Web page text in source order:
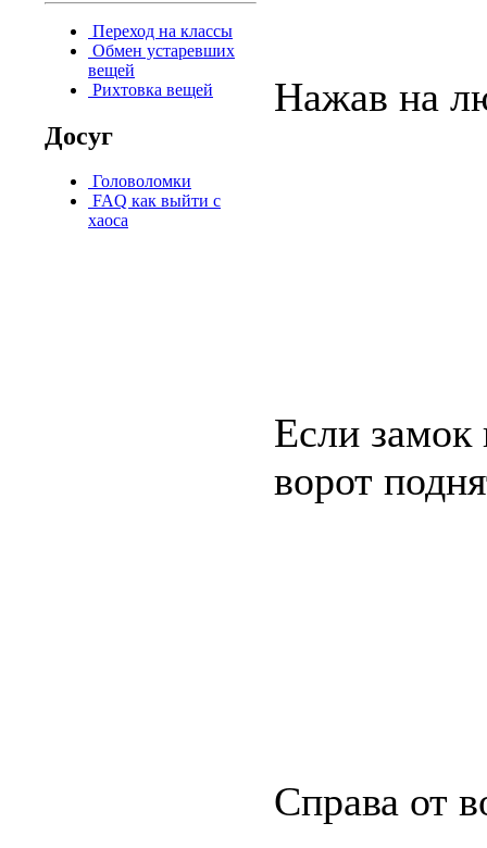
Переход на классы
Обмен устаревших
вещей
Рихтовка вещей
Досуг
Головоломки
FAQ как выйти с
хаоса
Нажав на
Если
ворот
Справа от